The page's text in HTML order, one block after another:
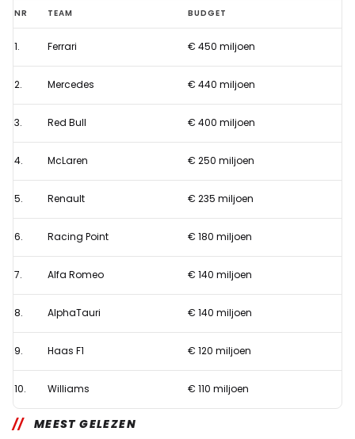
De
budgetten
van
de
1-
teams
in
NR TEAM BUDGET
1. Ferrari € 450 miljoen
2. Mercedes € 440 miljoen
3. Red Bull € 400 miljoen
4. McLaren € 250 miljoen
5. Renault € 235 miljoen
6. Racing Point € 180 miljoen
7. Alfa Romeo € 140 miljoen
8. AlphaTauri € 140 miljoen
9. Haas F1 € 120 miljoen
10. Williams € 110 miljoen
MEEST GELEZEN